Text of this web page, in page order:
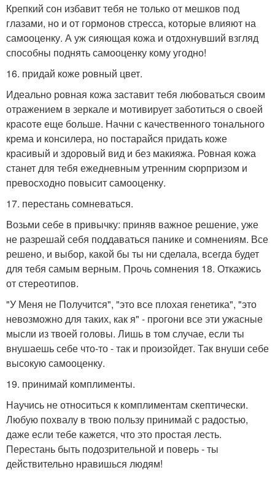
Крепкий сон избавит тебя не только от мешков под
глазами, но и от гормонов стресса, которые влияют на
самооценку. А уж сияющая кожа и отдохнувший взгляд
способны поднять самооценку кому угодно!
16. придай коже ровный цвет.
Идеально ровная кожа заставит тебя любоваться своим
отражением в зеркале и мотивирует заботиться о своей
красоте еще больше. Начни с качественного тонального
крема и консилера, но постарайся придать коже
красивый и здоровый вид и без макияжа. Ровная кожа
станет для тебя ежедневным утренним сюрпризом и
превосходно повысит самооценку.
17. перестань сомневаться.
Возьми себе в привычку: приняв важное решение, уже
не разрешай себя поддаваться панике и сомнениям. Все
решено, и выбор, какой бы ты ни сделала, всегда будет
для тебя самым верным. Прочь сомнения 18. Откажись
от стереотипов.
"У Меня не Получится", "это все плохая генетика", "это
невозможно для таких, как я" - прогони все эти ужасные
мысли из твоей головы. Лишь в том случае, если ты
внушаешь себе что-то - так и произойдет. Так внуши себе
высокую самооценку.
19. принимай комплименты.
Научись не относиться к комплиментам скептически.
Любую похвалу в твою пользу принимай с радостью,
даже если тебе кажется, что это простая лесть.
Перестань быть подозрительной и поверь - ты
действительно нравишься людям!